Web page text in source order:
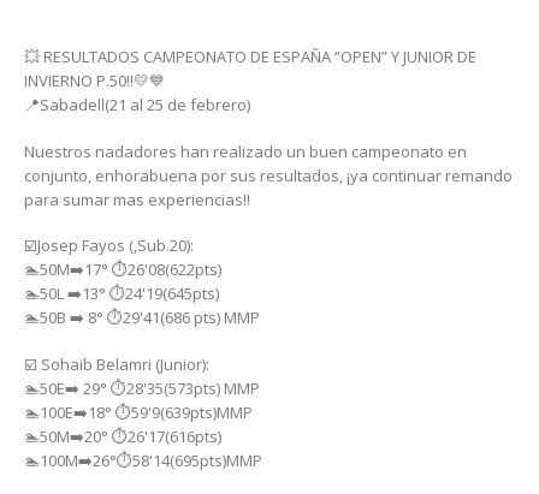
💥 RESULTADOS CAMPEONATO DE ESPAÑA “OPEN” Y JUNIOR DE
INVIERNO P.50‼️💛💙
📍Sabadell(21 al 25 de febrero)
Nuestros nadadores han realizado un buen campeonato en
conjunto, enhorabuena por sus resultados, ¡ya continuar remando
para sumar mas experiencias!!
☑️Josep Fayos (,Sub.20):
🏊50M➡️17° ⏱️26'08(622pts)
🏊50L ➡️13° ⏱️24'19(645pts)
🏊50B ➡️ 8° ⏱️29'41(686 pts) MMP
☑️ Sohaib Belamri (Junior):
🏊50E➡️ 29° ⏱️28'35(573pts) MMP
🏊100E➡️18° ⏱️59'9(639pts)MMP
🏊50M➡️20° ⏱️26'17(616pts)
🏊100M➡️26°⏱️58'14(695pts)MMP